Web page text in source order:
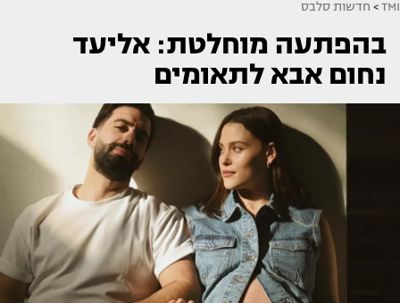
TMI
> חדשות סלבס
בהפתעה מוחלטת: אליעד
נחום אבא לתאומים